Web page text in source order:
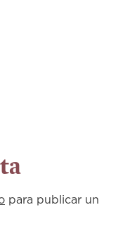
para publicar un